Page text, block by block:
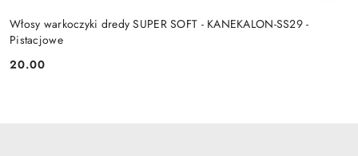
Włosy warkoczyki dredy SUPER SOFT - KANEKALON-SS29 -
Pistacjowe
Cena:
20.00